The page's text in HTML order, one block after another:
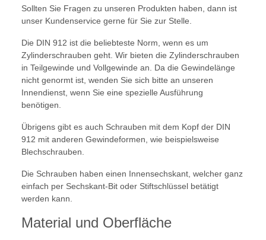
Sollten Sie Fragen zu unseren Produkten haben, dann ist
unser Kundenservice gerne für Sie zur Stelle.
Die DIN 912 ist die beliebteste Norm, wenn es um
Zylinderschrauben geht. Wir bieten die Zylinderschrauben
in Teilgewinde und Vollgewinde an. Da die Gewindelänge
nicht genormt ist, wenden Sie sich bitte an unseren
Innendienst, wenn Sie eine spezielle Ausführung
benötigen.
Übrigens gibt es auch Schrauben mit dem Kopf der DIN
912 mit anderen Gewindeformen, wie beispielsweise
Blechschrauben.
Die Schrauben haben einen Innensechskant, welcher ganz
einfach per Sechskant-Bit oder Stiftschlüssel betätigt
werden kann.
Material und Oberfläche